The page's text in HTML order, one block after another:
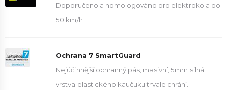
Doporučeno a homologováno pro elektrokola do
50 km/h
Ochrana 7 SmartGuard
Nejúčinnější ochranný pás, masivní, 5mm silná
vrstva elastického kaučuku trvale chrání.